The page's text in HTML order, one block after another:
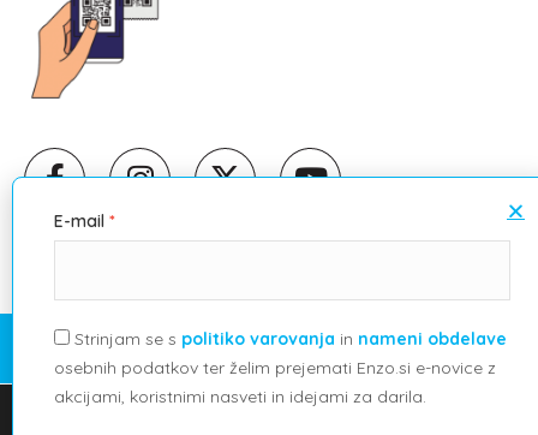
© 2026
EG, trgovina in storitve d.o.o.
splošni pogoji poslovanja
Uporabljamo piškotke, da vam zagotovimo najboljšo izkušnjo
E-mail
Strinjam se s politiko varovanja in nameni obdelave
osebnih podatkov ter želim prejemati Enzo.si e-novice z
akcijami, koristnimi nasveti in idejami za darila.